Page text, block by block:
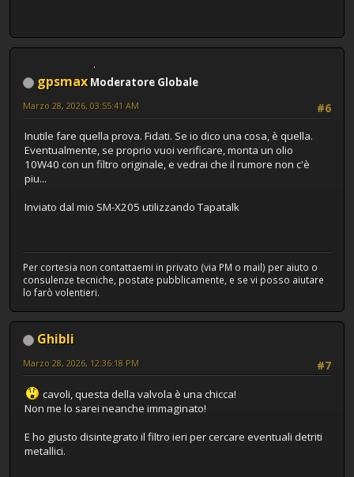
gpsmax Moderatore Globale
#6
Marzo 28, 2026, 03:55:41 AM
Inutile fare quella prova. Fidati. Se io dico una cosa, è quella.
Eventualmente, se proprio vuoi verificare, monta un olio
10W40 con un filtro originale, e vedrai che il rumore non c'è
piu...
Inviato dal mio SM-X205 utilizzando Tapatalk
Per cortesia non contattaemi in privato (via PM o mail) per aiuto o
consulenze tecniche, postate pubblicamente, e se vi posso aiutare
lo farò volentieri.
Ghibli
#7
Marzo 28, 2026, 12:36:18 PM
cavoli, questa della valvola è una chicca!
Non me lo sarei neanche immaginato!
E ho giusto disintegrato il filtro ieri per cercare eventuali detriti
metallici.